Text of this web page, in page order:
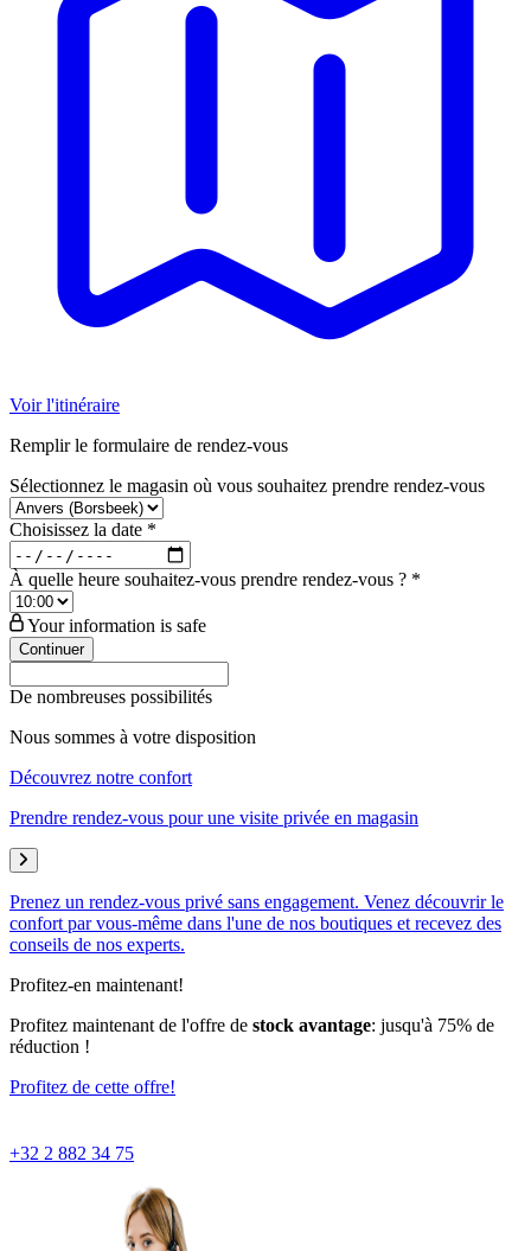
Voir l'itinéraire
Remplir le formulaire de rendez-vous
Sélectionnez le magasin où vous souhaitez prendre rendez-vous
Choisissez la date *
À quelle heure souhaitez-vous prendre rendez-vous ? *
Your information is safe
Continuer
De nombreuses possibilités
Nous sommes à votre disposition
Découvrez notre confort
Prendre rendez-vous pour une visite privée en magasin
Prenez un rendez-vous privé sans engagement. Venez découvrir le
confort par vous-même dans l'une de nos boutiques et recevez des
conseils de nos experts.
Profitez-en maintenant!
Profitez maintenant de l'offre de stock avantage: jusqu'à 75% de
réduction !
Profitez de cette offre!
+32 2 882 34 75